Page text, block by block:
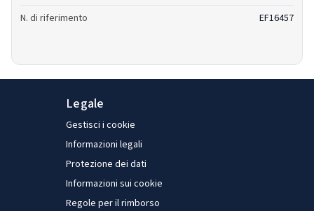
N. di riferimento
EF16457
Legale
Gestisci i cookie
Informazioni legali
Protezione dei dati
Informazioni sui cookie
Regole per il rimborso